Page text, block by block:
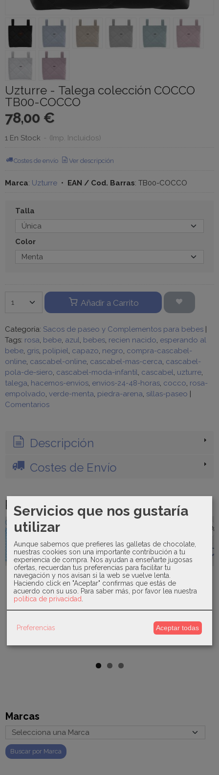
Marcas
Uzturre - Talega colección COCCO
TB00-COCCO
78,00 €
1 En Stock - (Imp. Incluidos)
Costes de envío Ver descripción
Marca: Uzturre • EAN / Cod. Barras: TB00-COCCO
Talla
Color
Añadir a Carrito
Categoría: Sacos de paseo y Complementos para bebes |
Tags: rosa bebe azul bebes recien nacido esperando al
bebe gris polipiel capazo negro compra-cascabel-
online cascabel-online cascabel-mas-cerca cascabel-
pola-de-siero cascabel-moda-infantil cascabel uzturre
talega hacemos-envios envios-24-48-horas cocco rosa-
empolvado verde-menta piedra-arena sillas-paseo |
Comentarios
Descripción
Costes de Envío
Productos Relacionados
-20 %
Sardón -
Vestido y
braguita de
baño...
44,80 €
56,00 €
Sardon -
Botita
conejito
crochet...
9,00 €
Mac Ilusión-
Conjunto de
perlé-Cala...
-40 %
Gorro lino
bordado
10661
8,40 €
14,00 €
Servicios que nos gustaría
utilizar
Aunque sabemos que prefieres las galletas de chocolate,
nuestras cookies son una importante contribución a tu
experiencia de compra. Nos ayudan a enseñarte jugosas
ofertas, recuerdan tus preferencias para facilitar tu
navegación y nos avisan si la web se vuelve lenta.
Haciendo click en "Aceptar" confirmas que estás de
acuerdo con su uso. Para saber más, por favor lea nuestra
política de privacidad
Preferencias Aceptar todas